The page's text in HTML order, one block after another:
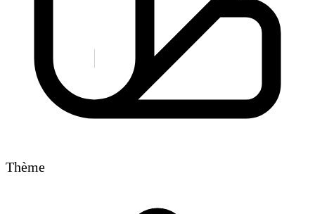
Thème